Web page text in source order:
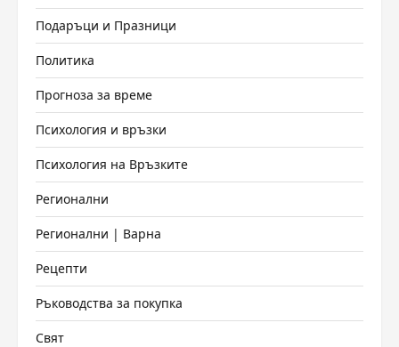
Подаръци и Празници
Политика
Прогноза за време
Психология и връзки
Психология на Връзките
Регионални
Регионални | Варна
Рецепти
Ръководства за покупка
Свят